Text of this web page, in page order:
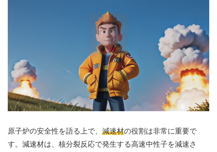
原子炉の安全性を語る上で、 減速材の役割は非常に重要で
す。減速材は、核分裂反応で発生する高速中性子を減速さ